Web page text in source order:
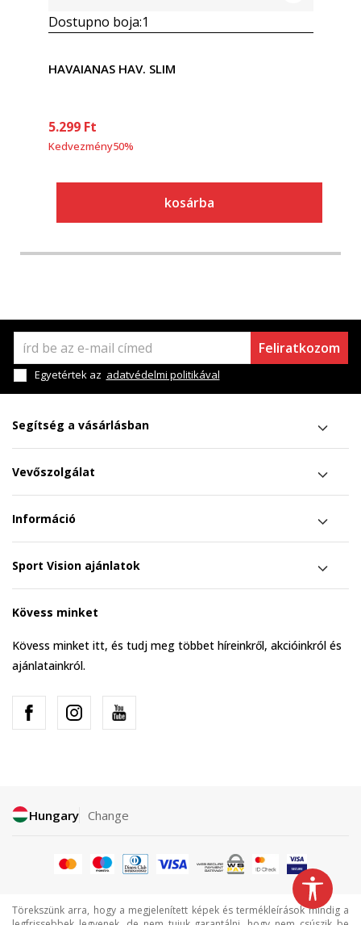
Dostupno boja:1
HAVAIANAS HAV. SLIM
5.299 Ft
Kedvezmény50%
kosárba
Feliratkozom
Egyetértek az adatvédelmi politikával
Segítség a vásárlásban
Vevőszolgálat
Információ
Sport Vision ajánlatok
Kövess minket
Kövess minket itt, és tudj meg többet híreinkről, akcióinkról és
ajánlatainkról.
Hungary Change
Törekszünk arra, hogy a megjelenített képek és termékleírások mindig a